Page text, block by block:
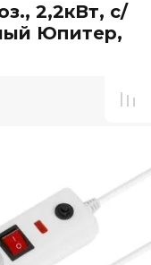
2,2кВт, с/
Юпитер,